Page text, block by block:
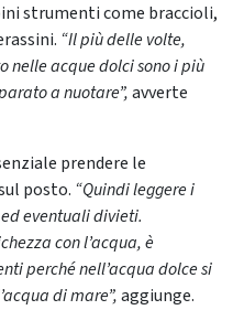
strumenti come braccioli,
“Il più delle volte,
acque dolci sono i più
a nuotare”,avverte
prendere le
posto. “Quindi leggere i
eventuali divieti.
con l’acqua, è
perché nell’acqua dolce si
di mare”,aggiunge.